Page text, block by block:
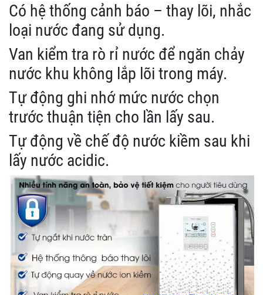
Có hệ thống cảnh báo – thay lõi, nhắc
loại nước đang sử dụng.
Van kiểm tra rò rỉ nước để ngăn chảy
nước khu không lắp lõi trong máy.
Tự động ghi nhớ mức nước chọn
trước thuận tiện cho lần lấy sau.
Tự động về chế độ nước kiềm sau khi
lấy nước acidic.